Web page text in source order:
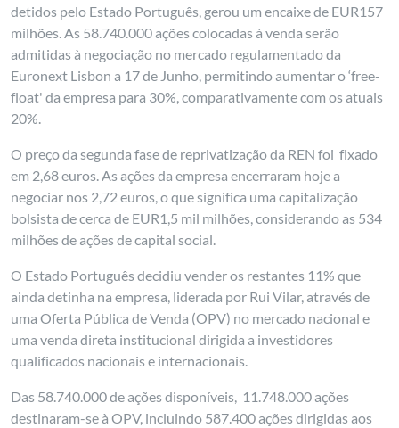
detidos pelo Estado Português, gerou um encaixe de EUR157
milhões. As 58.740.000 ações colocadas à venda serão
admitidas à negociação no mercado regulamentado da
Euronext Lisbon a 17 de Junho, permitindo aumentar o ‘free-
float' da empresa para 30%, comparativamente com os atuais
20%.
O preço da segunda fase de reprivatização da REN foi fixado
em 2,68 euros. As ações da empresa encerraram hoje a
negociar nos 2,72 euros, o que significa uma capitalização
bolsista de cerca de EUR1,5 mil milhões, considerando as 534
milhões de ações de capital social.
O Estado Português decidiu vender os restantes 11% que
ainda detinha na empresa, liderada por Rui Vilar, através de
uma Oferta Pública de Venda (OPV) no mercado nacional e
uma venda direta institucional dirigida a investidores
qualificados nacionais e internacionais.
Das 58.740.000 de ações disponíveis, 11.748.000 ações
destinaram-se à OPV, incluindo 587.400 ações dirigidas aos